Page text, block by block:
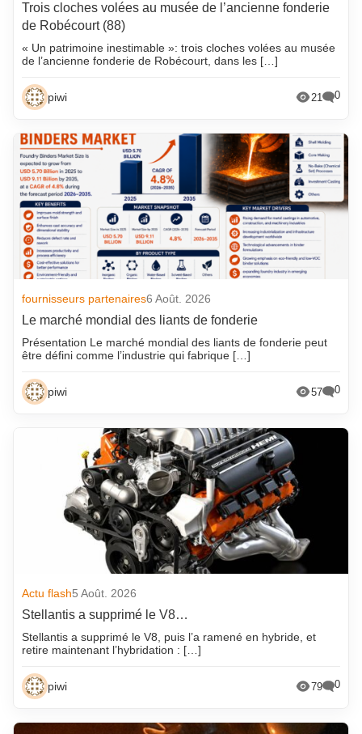
Trois cloches volées au musée de l’ancienne fonderie
de Robécourt (88)
« Un patrimoine inestimable »: trois cloches volées au musée
de l’ancienne fonderie de Robécourt, dans les […]
piwi 21 0
fournisseurs partenaires6 Août. 2026
Le marché mondial des liants de fonderie
Présentation Le marché mondial des liants de fonderie peut
être défini comme l’industrie qui fabrique […]
piwi 57 0
Actu flash5 Août. 2026
Stellantis a supprimé le V8…
Stellantis a supprimé le V8, puis l’a ramené en hybride, et
retire maintenant l’hybridation : […]
piwi 79 0